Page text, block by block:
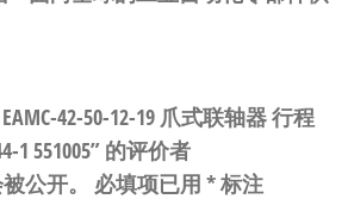
42-50-12-19 爪式联轴器 行程
1 551005” 的评价者
公开。
必填项已用 *标注